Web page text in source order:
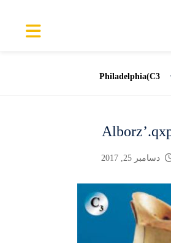
Philadelphia(C3
دسامبر 25, 2017